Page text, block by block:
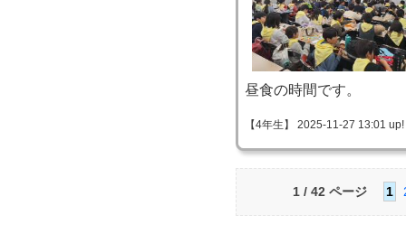
昼食の時間です。
【4年生】 2025-11-27 13:01 up!
1 / 42 ページ 1